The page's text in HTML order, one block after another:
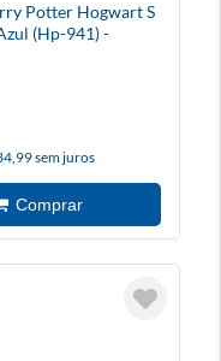
Potter Hogwart S
(Hp-941) -
sem juros